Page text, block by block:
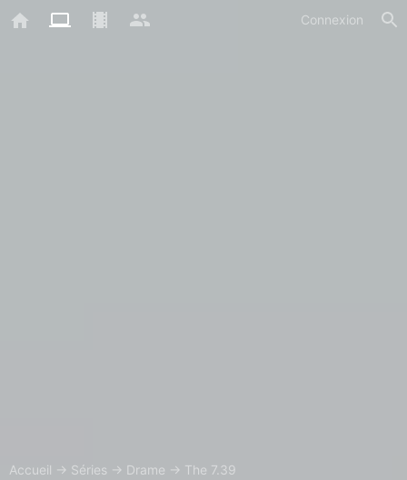
Connexion
Accueil → Séries → Drame → The 7.39